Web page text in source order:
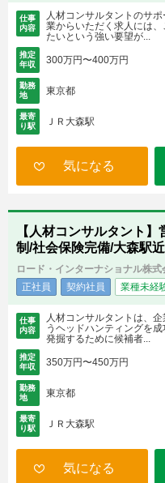
仕事
内容
人材コンサルタントのサ
業からいただく求人には
たいという強い要望が...
推定
年収
300万円〜400万円
勤務
地
東京都
最寄
り駅
ＪＲ大森駅
気になる
【人材コンサルタント
制/社会保険完備/大森駅近
ロード・インターナショナル株式
正社員
契約社員 業種未経
仕事
内容
人材コンサルタントは、
うヘッドハンティングを
発掘するために候補者...
推定
年収
350万円〜450万円
勤務
地
東京都
最寄
り駅
ＪＲ大森駅
気になる